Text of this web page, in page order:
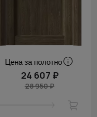
Цена за полотно
24 607 ₽
28 950 ₽